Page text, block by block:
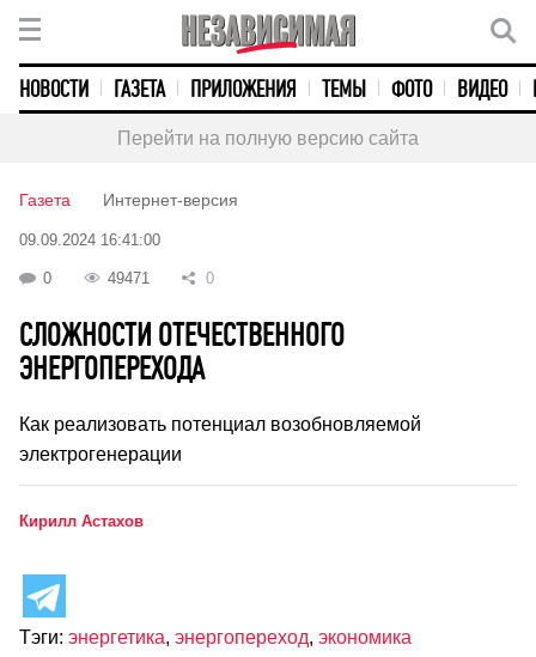
НОВОСТИ ГАЗЕТА ПРИЛОЖЕНИЯ ТЕМЫ ФОТО ВИДЕО
Перейти на полную версию сайта
Газета Интернет-версия
09.09.2024 16:41:00
0 49471 0
СЛОЖНОСТИ ОТЕЧЕСТВЕННОГО
ЭНЕРГОПЕРЕХОДА
Как реализовать потенциал возобновляемой
электрогенерации
Кирилл Астахов
Тэги: энергетика, энергопереход, экономика